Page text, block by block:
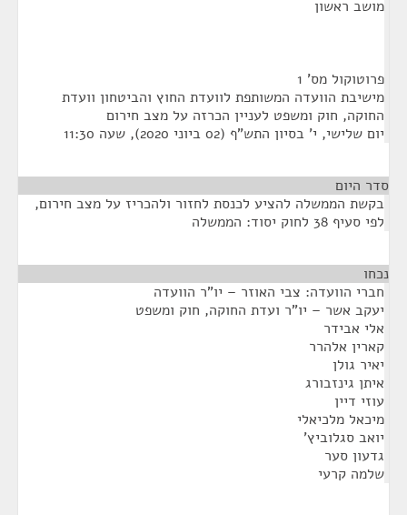
מושב ראשון
פרוטוקול מס' 1
מישיבת הוועדה המשותפת לוועדת החוץ והביטחון וועדת
החוקה, חוק ומשפט לעניין הכרזה על מצב חירום
יום שלישי, י' בסיון התש"ף (02 ביוני 2020), שעה 11:30
סדר היום
בקשת הממשלה להציע לכנסת לחזור ולהכריז על מצב חירום,
לפי סעיף 38 לחוק יסוד: הממשלה
נכחו
חברי הוועדה: צבי האוזר – יו"ר הוועדה
יעקב אשר – יו"ר ועדת החוקה, חוק ומשפט
אלי אבידר
קארין אלהרר
יאיר גולן
איתן גינזבורג
עוזי דיין
מיכאל מלכיאלי
יואב סגלוביץ'
גדעון סער
שלמה קרעי